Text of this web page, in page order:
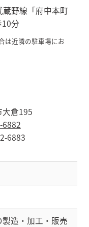
蔵野線「府中本町
分
は近隣の駐車場にお
倉195
6882
6883
造・加工・販売